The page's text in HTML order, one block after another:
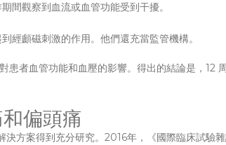
間觀察到血流或血管功能受到干擾。
經顱磁刺激的作用。他們還充當監管機構。
患者血管功能和血壓的影響。得出的結論是，12
偏頭痛
方案得到充分研究。2016年，《國際臨床試驗